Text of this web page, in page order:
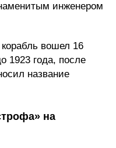
инженером
вошел 16
1923 года, после
название
на